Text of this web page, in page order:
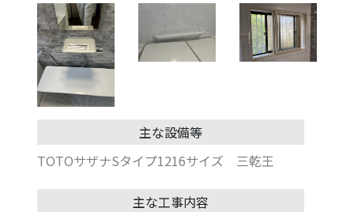
主な設備等
TOTOサザナSタイプ1216サイズ 三乾王
主な工事内容